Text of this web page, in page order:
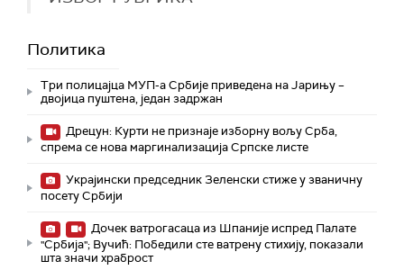
Политика
Три полицајца МУП-а Србије приведена на Јарињу –
двојица пуштена, један задржан
Дрецун: Курти не признаје изборну вољу Срба,
спрема се нова маргинализација Српске листе
Украјински председник Зеленски стиже у званичну
посету Србији
Дочек ватрогасаца из Шпаније испред Палате
"Србија"; Вучић: Победили сте ватрену стихију, показали
шта значи храброст